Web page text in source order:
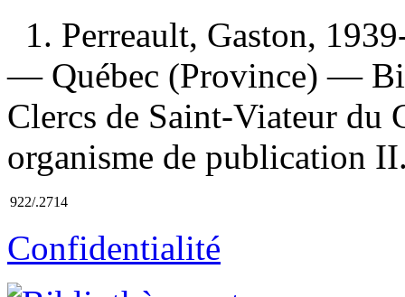
1. Perreault, Gaston,
— Québec (Province) —
Clercs de Saint-Viateur du
organisme de publication
922/.2714
Confidentialité